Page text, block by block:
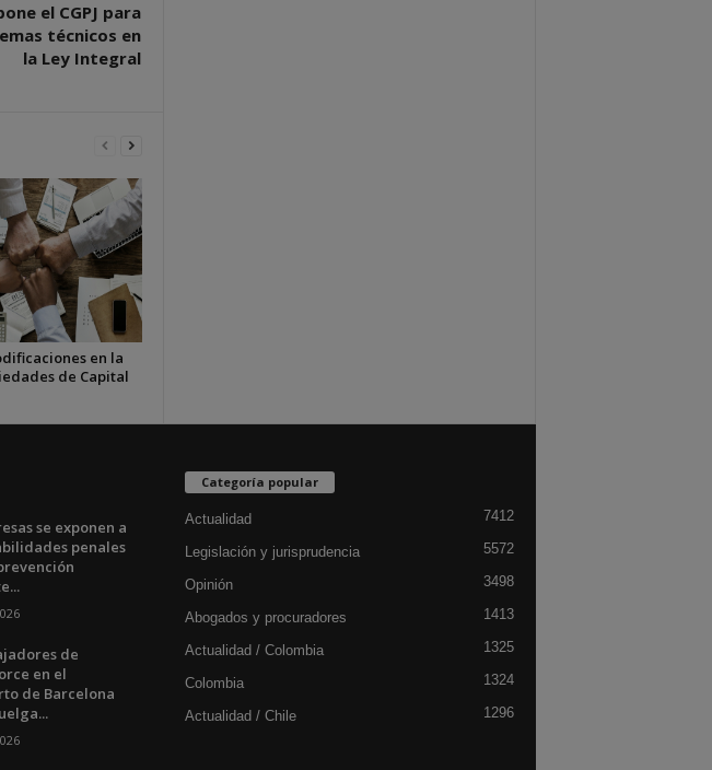
el CGPJ para
técnicos en
la Ley Integral
en la
de Capital
se exponen a
penales
de
en el
de Barcelona
Categoría popular
Actualidad 7412
Legislación y jurisprudencia 5572
Opinión 3498
Abogados y procuradores 1413
Actualidad / Colombia 1325
Colombia 1324
Actualidad / Chile 1296